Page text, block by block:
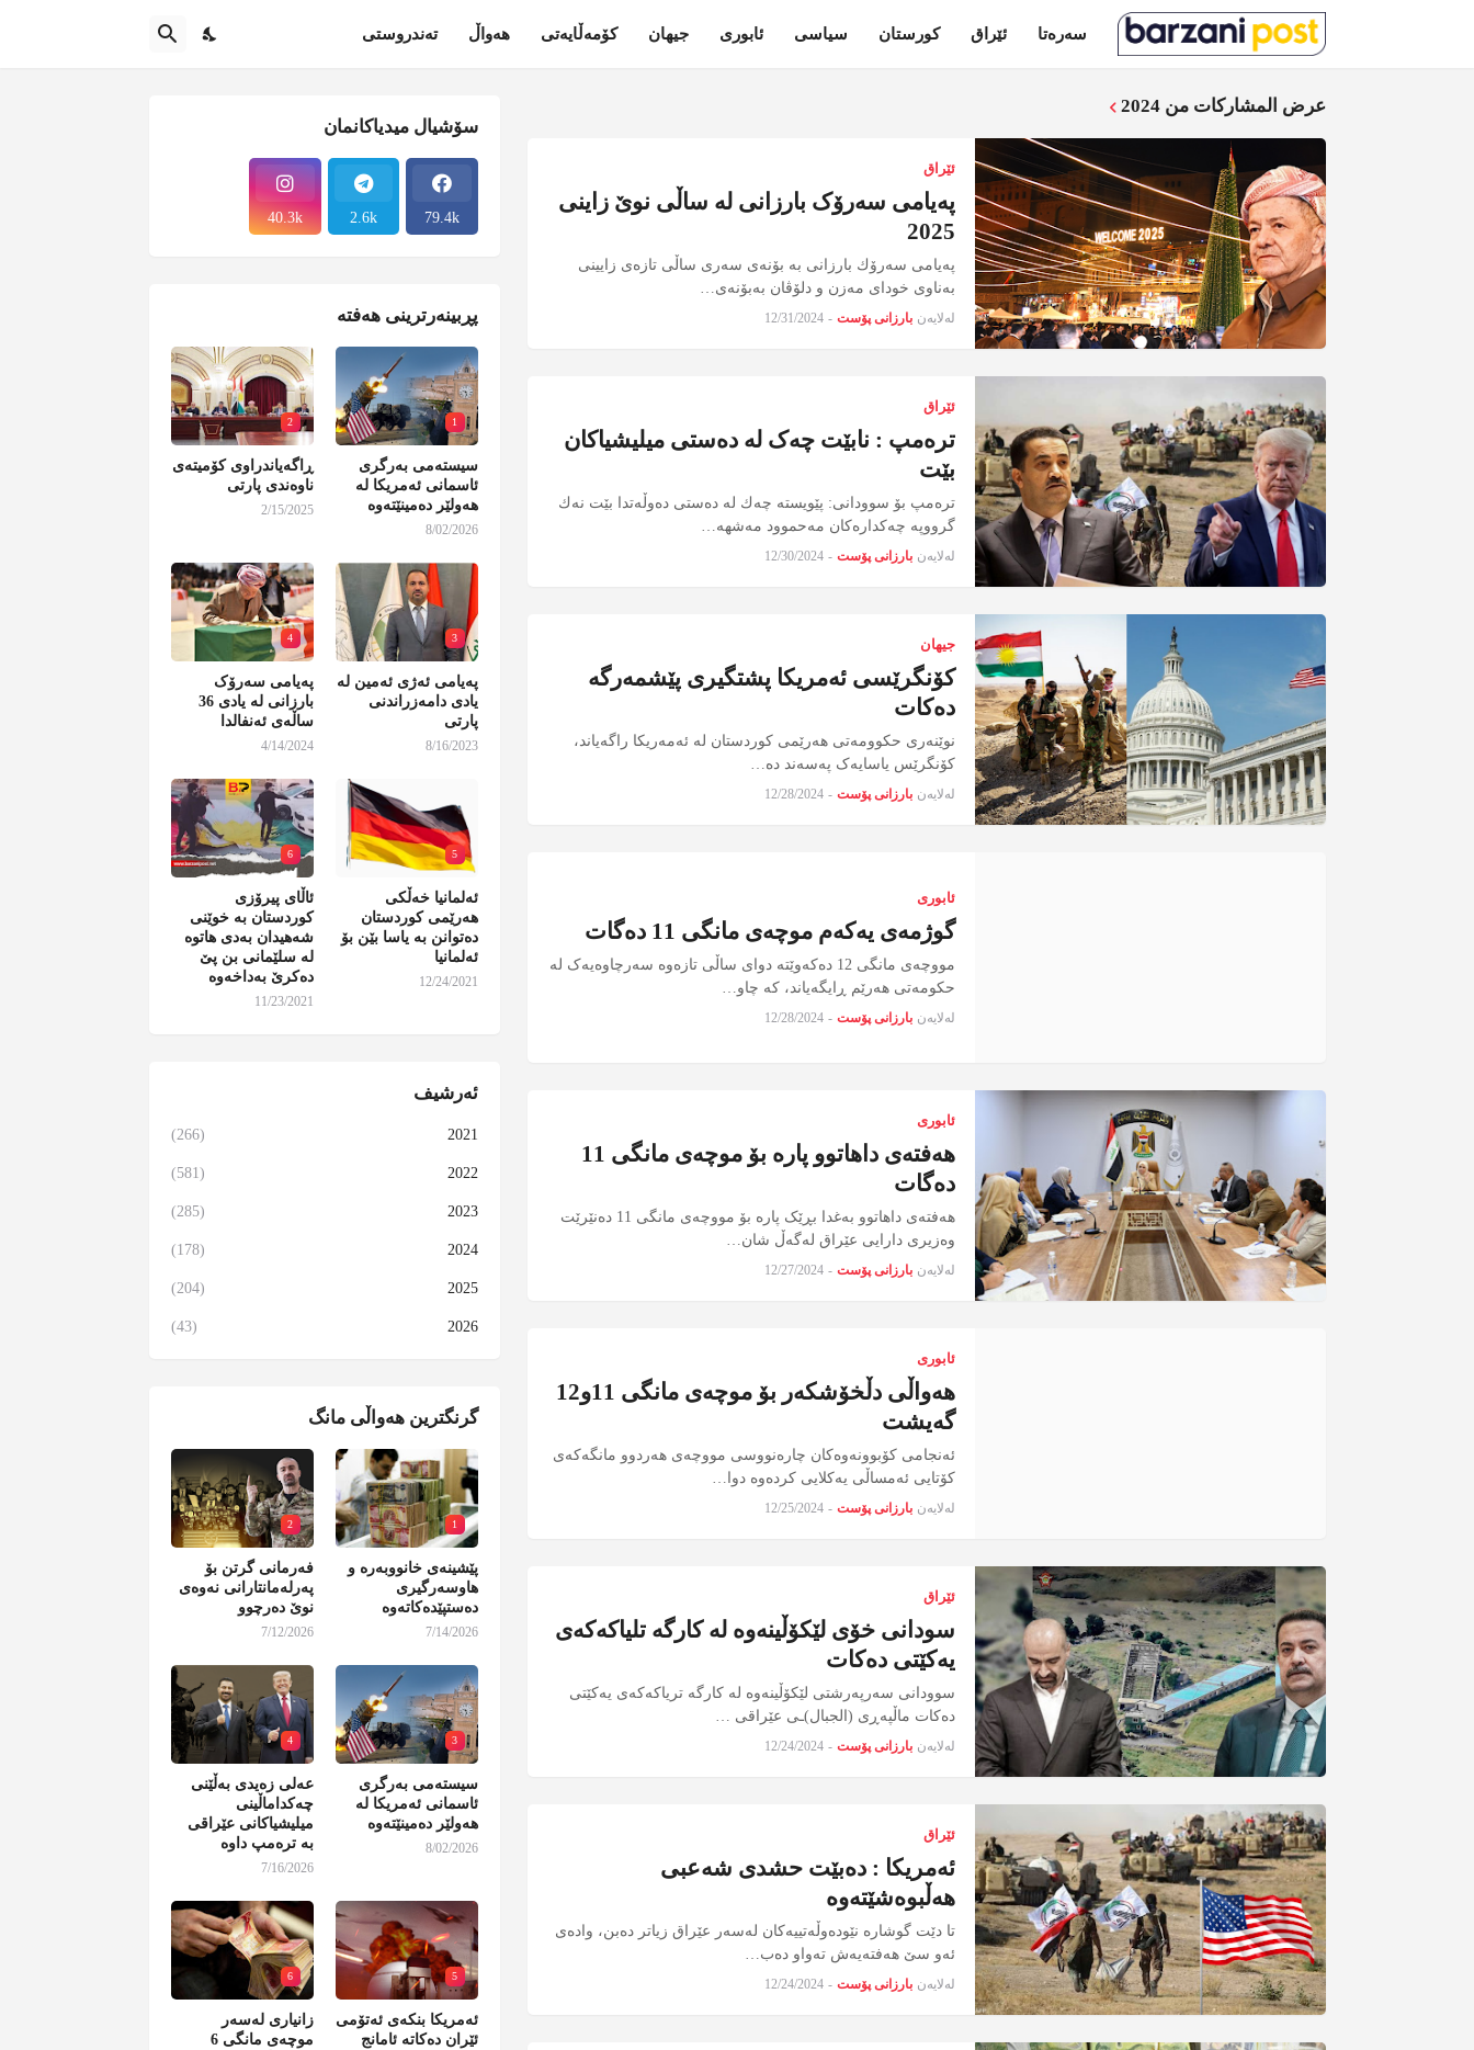
سەرەتا ئێراق کورستان سیاسی ئابوری جیهان کۆمەڵایەتی هەواڵ تەندروستی
عرض المشاركات من 2024
ئێراق
پەیامی سەرۆک بارزانی لە ساڵی نوێ زاینی
2025
پەیامی سەرۆك بارزانی بە بۆنەی سەری ساڵی تازەی زایینی
بەناوی خودای مەزن و دلۆڤان بەبۆنەی…
لەلایەن بارزانی پۆست -
12/31/2024
ئێراق
ترەمپ : نابێت چەک لە دەستی میلیشیاکان
بێت
ترەمپ بۆ سوودانی: پێویستە چەك لە دەستی دەوڵەتدا بێت نەك
گرووپە چەكدارەكان مەحموود مەشهە…
لەلایەن بارزانی پۆست -
12/30/2024
جیهان
کۆنگرێسی ئەمریکا پشتگیری پێشمەرگە
دەکات
نوێنه‌ری حكوومه‌تی هه‌رێمی كوردستان له‌ ئه‌مه‌ریكا راگه‌یاند،
کۆنگرێس یاسایەک پەسەند دە…
لەلایەن بارزانی پۆست -
12/28/2024
ئابوری
گوژمەی یەکەم موچەی مانگی 11 دەگات
مووچەی مانگی 12 دەکەوێتە دوای ساڵی تازەوە سەرچاوەیەک لە
حکومەتی هەرێم ڕایگەیاند، کە چاو…
لەلایەن بارزانی پۆست -
12/28/2024
ئابوری
هەفتەی داهاتوو پارە بۆ موچەی مانگی 11
دەگات
هەفتەی داهاتوو بەغدا بڕێک پارە بۆ مووچەی مانگی 11 دەنێرێت
وەزیری دارایی عێراق لەگەڵ شان…
لەلایەن بارزانی پۆست -
12/27/2024
ئابوری
هەواڵی دڵخۆشکەر بۆ موچەی مانگی 11و12
گەیشت
ئەنجامی کۆبوونەوەکان چارەنووسی مووچەی هەردوو مانگەکەی
کۆتایی ئەمساڵی یەکلایی کردەوە دوا…
لەلایەن بارزانی پۆست -
12/25/2024
ئێراق
سودانی خۆی لێکۆڵینەوە لە کارگە تلیاکەکەی
یەکێتی دەکات
سوودانی سەرپەرشتی لێکۆڵینەوە لە کارگە تریاکەکەی یەکێتی
دەکات ماڵپەڕی (الجبال)ـی عێراقی …
لەلایەن بارزانی پۆست -
12/24/2024
ئێراق
ئەمریکا : دەبێت حشدی شەعبی
هەڵبوەشێتەوە
تا دێت گوشارە نێودەوڵەتییەکان لەسەر عێراق زیاتر دەبن، وادەی
ئەو سێ هەفتەیەش تەواو دەب…
لەلایەن بارزانی پۆست -
12/24/2024
سۆشیال میدیاکانمان
79.4k
2.6k
40.3k
پڕبینەرترینی هەفتە
1
سیستەمی بەرگری
ئاسمانی ئەمریکا لە
هەولێر دەمینێتەوە
8/02/2026
2
ڕاگەیاندراوی کۆمیتەی
ناوەندی پارتی
2/15/2025
3
پەیامی ئەژی ئەمین لە
یادی دامەزراندنی
پارتی
8/16/2023
4
پەیامی سەرۆک
بارزانی لە یادی 36
ساڵەی ئەنفالدا
4/14/2024
5
ئەلمانیا خەڵکی
هەرێمی کوردستان
دەتوانن بە یاسا بێن بۆ
ئەلمانیا
12/24/2021
6
ئاڵای پیرۆزی
کوردستان بە خوێنی
شەهیدان بەدی هاتوە
لە سلێمانی بن پێ
دەکرێ بەداخەوە
11/23/2021
ئەرشیف
2021
(266)
2022
(581)
2023
(285)
2024
(178)
2025
(204)
2026
(43)
گرنگترین هەواڵی مانگ
1
پێشینەی خانووبەرە و
هاوسەرگیری
دەستپێدەکاتەوە
7/14/2026
2
فەرمانی گرتن بۆ
پەرلەمانتارانی نەوەی
نوێ دەرچوو
7/12/2026
3
سیستەمی بەرگری
ئاسمانی ئەمریکا لە
هەولێر دەمینێتەوە
8/02/2026
4
عەلی زەیدی بەڵێنی
چەکداماڵینی
میلیشیاکانی عێراقی
بە ترەمپ داوە
7/16/2026
5
ئەمریکا بنکەی ئەتۆمی
ئێران دەکاتە ئامانج
6
زانیاری لەسەر
موچەی مانگی 6